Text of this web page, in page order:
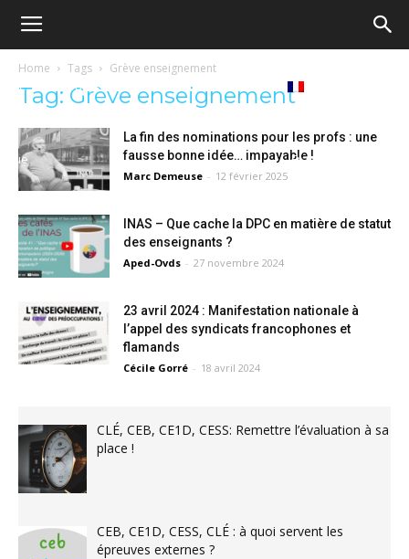
Ecole
démocratique
–
Democratische
school
Tribunes Médiathèque
Français
Home Tags Grève enseignement
Tag: Grève enseignement
La fin des nominations pour les profs : une
fausse bonne idée… impayable !
Marc Demeuse - 12 février 2025
INAS – Que cache la DPC en matière de statut
des enseignants ?
Aped-Ovds - 27 novembre 2024
23 avril 2024 : Manifestation nationale à
l’appel des syndicats francophones et
flamands
Cécile Gorré - 18 avril 2024
CLÉ, CEB, CE1D, CESS: Remettre l’évaluation à sa
place !
CEB, CE1D, CESS, CLÉ : à quoi servent les
épreuves externes ?